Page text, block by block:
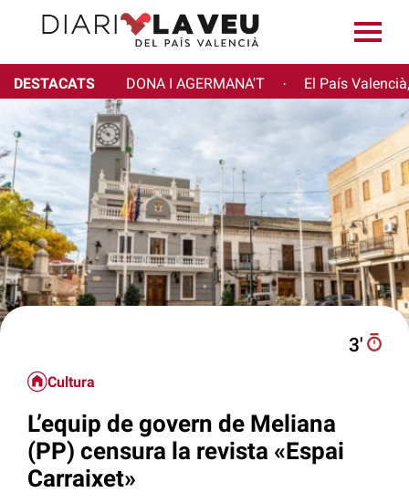
DESTACATS DONA I AGERMANA'T · El País
3′
Cultura
L’equip de govern de Meliana
(PP) censura la revista «Espai
Carraixet»